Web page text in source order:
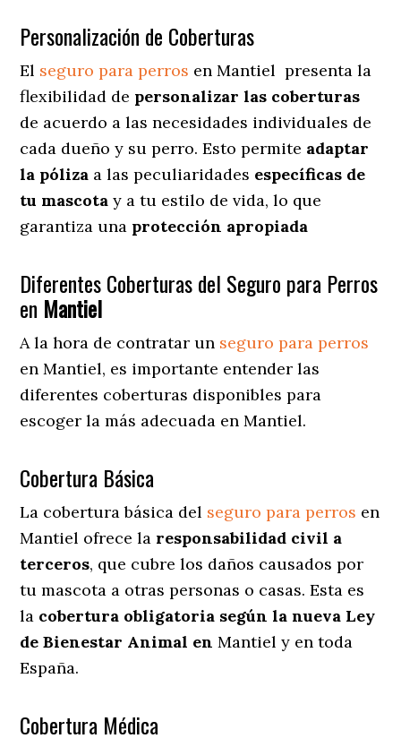
Personalización de Coberturas
El seguro para perros en Mantiel presenta la
flexibilidad de personalizar las coberturas
de acuerdo a las necesidades individuales de
cada dueño y su perro. Esto permite adaptar
la póliza a las peculiaridades específicas de
tu mascota y a tu estilo de vida, lo que
garantiza una protección apropiada
Diferentes Coberturas del Seguro para Perros
en Mantiel
A la hora de contratar un seguro para perros
en Mantiel, es importante entender las
diferentes coberturas disponibles para
escoger la más adecuada en Mantiel.
Cobertura Básica
La cobertura básica del seguro para perros en
Mantiel ofrece la responsabilidad civil a
terceros, que cubre los daños causados por
tu mascota a otras personas o casas. Esta es
la cobertura obligatoria según la nueva Ley
de Bienestar Animal en Mantiel y en toda
España.
Cobertura Médica